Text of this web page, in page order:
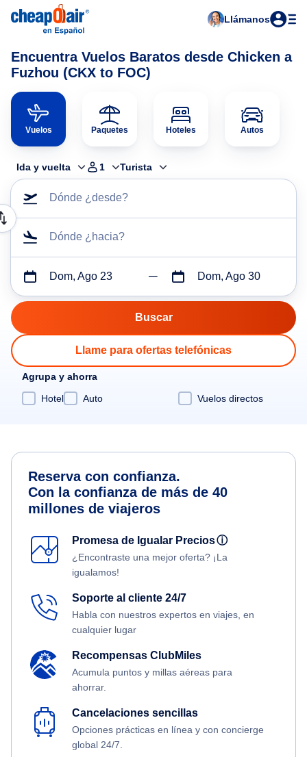
Llámanos
Encuentra Vuelos Baratos desde Chicken a
Fuzhou (CKX to FOC)
Vuelos Paquetes Hoteles Autos
Ida y vuelta 1 Turista
Dónde ¿desde?
Dónde ¿hacia?
Dom, Ago 23 Dom, Ago 30
Llame para ofertas telefónicas
Agrupa y ahorra
Hotel
Auto Vuelos directos
Reserva con confianza.
Con la confianza de más de 40
millones de viajeros
Promesa de Igualar Preciosⓘ
¿Encontraste una mejor oferta? ¡La
igualamos!
Soporte al cliente 24/7
Habla con nuestros expertos en viajes, en
cualquier lugar
Recompensas ClubMiles
Acumula puntos y millas aéreas para
ahorrar.
Cancelaciones sencillas
Opciones prácticas en línea y con concierge
global 24/7.